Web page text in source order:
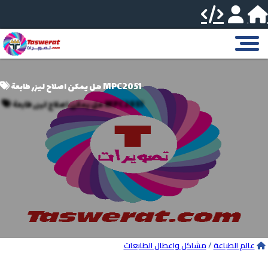
هل يمكن اصلاح ليزر طابعة MPC2051
عالم الطباعة/مشاكل واعطال الطابعات